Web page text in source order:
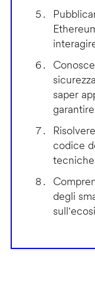
saper
codice
degli